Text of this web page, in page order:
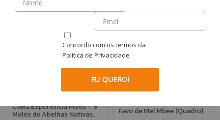
Caixa Experiência Mbee – 9
Meles de Abelhas Nativas Favo de Mel Mbee (Quadro)
Concordo com os termos da
Politica de Privacidade
EU QUERO!